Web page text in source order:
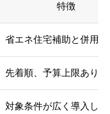
特徴
省エネ住宅補助と併用可
先着順、予算上限あり
対象条件が広く導入し